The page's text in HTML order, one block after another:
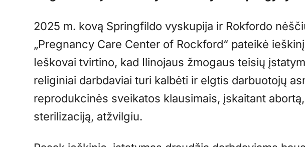
2025 m. kovą Springfildo vyskupija ir Rokfordo
„Pregnancy Care Center of Rockford“ pateikė
Ieškovai tvirtino, kad Ilinojaus žmogaus teisių
religiniai darbdaviai turi kalbėti ir elgtis darbuotojų
reprodukcinės sveikatos klausimais, įskaitant
sterilizaciją, atžvilgiu.